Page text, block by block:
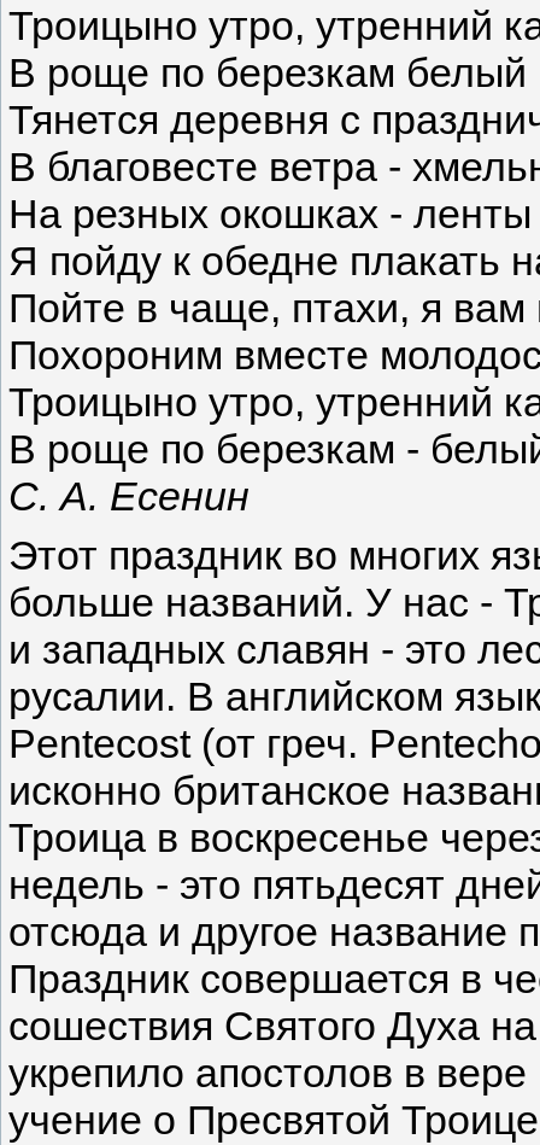
Троицыно утро, утренний
В роще по березкам белый
Тянется деревня с
В благовесте ветра -
На резных окошках - ленты
Я пойду к обедне плакать
Пойте в чаще, птахи, я
Похороним вместе
Троицыно утро, утренний
В роще по березкам -
С. А. Есенин
Этот праздник во многих
больше названий. У нас -
и западных славян - это
русалии. В английском
Pentecost (от греч.
исконно британское
Троица в воскресенье
недель - это пятьдесят
отсюда и другое название
Праздник совершается в
сошествия Святого Духа
укрепило апостолов в
учение о Пресвятой